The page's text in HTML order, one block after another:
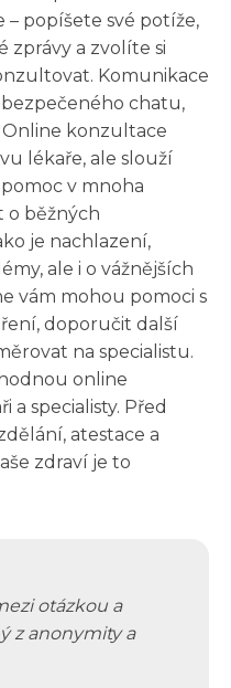
popíšete své potíže,
zprávy a zvolíte si
Komunikace
chatu,
konzultace
lékaře, ale slouží
v mnoha
o běžných
je nachlazení,
ale i o vážnějších
vám mohou pomoci s
doporučit další
na specialistu.
online
a specialisty. Před
atestace a
zdraví je to
otázkou a
z anonymity a